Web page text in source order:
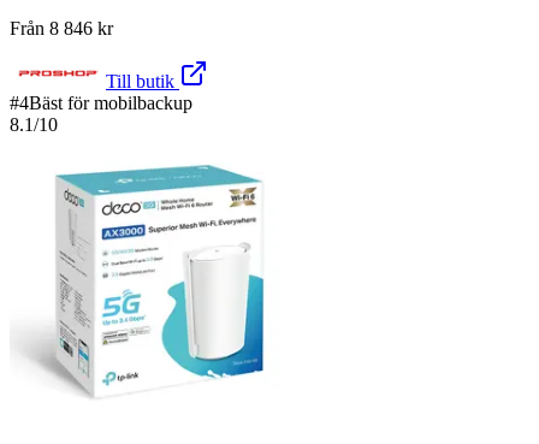
Från 8 846 kr
Till butik
#4Bäst för mobilbackup
8.1/10